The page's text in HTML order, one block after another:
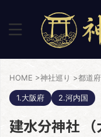
HOME >神社巡り >都道
1.大阪府 2.河内国
建水分神社